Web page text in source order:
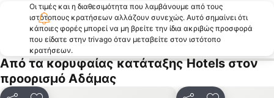
Παραδοσιακός Οικισμός Χώρας Φολεγάνδρου
Παραδοσιακός οικισμός Τρυπητής
Παραδοσιακός Οικισμός Αρτεμώνα
Προβατάς
Λαζάρου
Παραδοσιακός Οικισμός Χώρας Σερίφου
Παραδοσιακός Οικισμός Κάστρου
Άγιος Σώστης
Οι τιμές και η διαθεσιμότητα που λαμβάνουμε από τους
ιστότοπους κρατήσεων αλλάζουν συνεχώς. Αυτό σημαίνει ότι
κάποιες φορές μπορεί να μη βρείτε την ίδια ακριβώς προσφορά
που είδατε στην trivago όταν μεταβείτε στον ιστότοπο
κρατήσεων.
Από τα κορυφαίας κατάταξης Hotels στον
προορισμό Αδάμας